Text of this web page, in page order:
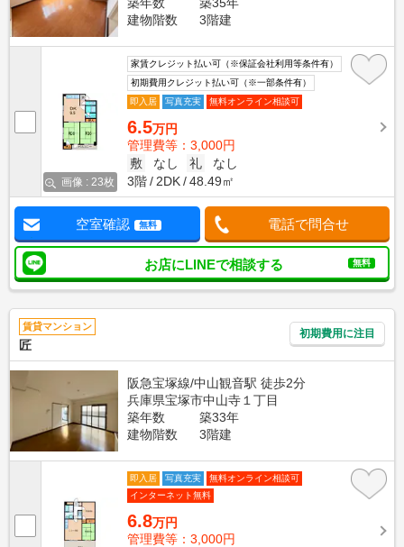
建物階数
3階建
画像 : 23枚
家賃クレジット払い可（※保証会社利用等条件有）
初期費用クレジット払い可（※一部条件有）
即入居
写真充実 無料オンライン相談可
6.5万円
管理費等：3,000円
敷
なし 礼
なし
3階
2DK 48.49㎡
空室確認 無料 電話で問合せ
お店にLINEで相談する 無料
賃貸マンション
匠
初期費用に注目
阪急宝塚線/中山観音駅 徒歩2分
兵庫県宝塚市中山寺１丁目
築年数
築33年
建物階数
3階建
即入居 写真充実
無料オンライン相談可
インターネット無料
6.8万円
管理費等：3,000円